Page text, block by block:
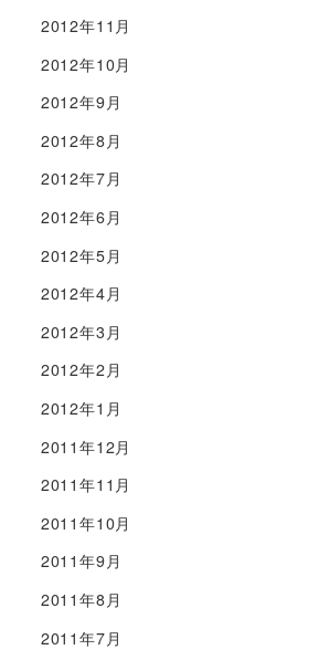
2012年11月
2012年10月
2012年9月
2012年8月
2012年7月
2012年6月
2012年5月
2012年4月
2012年3月
2012年2月
2012年1月
2011年12月
2011年11月
2011年10月
2011年9月
2011年8月
2011年7月